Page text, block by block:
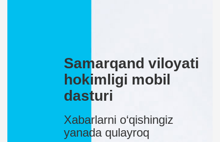
Samarqand viloyati
hokimligi mobil
dasturi
Xabarlarni o‘qishingiz
yanada qulayroq